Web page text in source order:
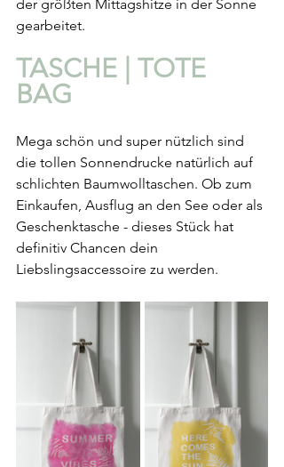
der größten Mittagshitze in der Sonne
gearbeitet.
TASCHE | TOTE
BAG
Mega schön und super nützlich sind
die tollen Sonnendrucke natürlich auf
schlichten Baumwolltaschen. Ob zum
Einkaufen, Ausflug an den See oder als
Geschenktasche - dieses Stück hat
definitiv Chancen dein
Liebslingsaccessoire zu werden.